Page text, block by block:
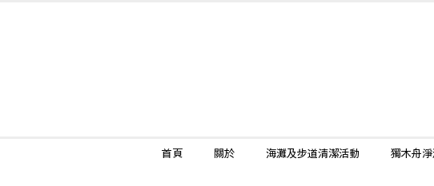
首頁 關於 海灘及步道清潔活動 獨木舟